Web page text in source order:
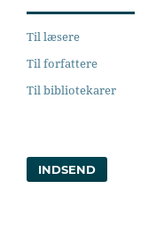
Til læsere
Til forfattere
Til bibliotekarer
INDSEND